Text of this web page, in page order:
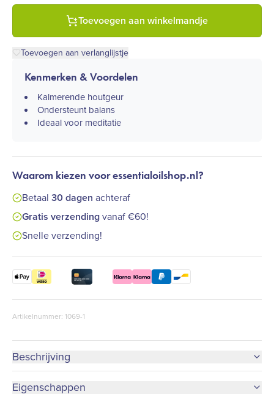
Toevoegen aan winkelmandje
Toevoegen aan verlanglijstje
Kenmerken & Voordelen
Kalmerende houtgeur
Ondersteunt balans
Ideaal voor meditatie
Waarom kiezen voor essentialoilshop.nl?
Betaal 30 dagen achteraf
Gratis verzendingvanaf €60!
Snelle verzending!
Artikelnummer: 1069-1
Beschrijving
Eigenschappen